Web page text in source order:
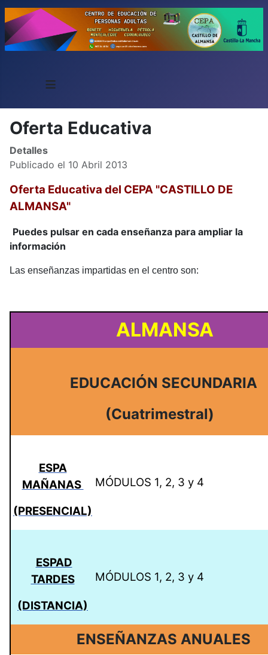
≡
Oferta Educativa
Detalles
Publicado el 10 Abril 2013
Oferta Educativa del CEPA "CASTILLO DE
ALMANSA"
Puedes pulsar en cada enseñanza para ampliar la
información
Las enseñanzas impartidas en el centro son:
ALMANSA
EDUCACIÓN SECUNDARIA
(Cuatrimestral)
ESPA
MAÑANAS
(PRESENCIAL)
MÓDULOS 1, 2, 3 y 4
ESPAD
TARDES
(DISTANCIA)
MÓDULOS 1, 2, 3 y 4
ENSEÑANZAS ANUALES